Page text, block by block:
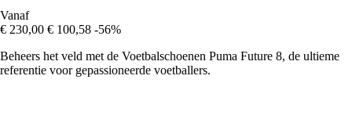
Vanaf
€ 230,00 € 100,58 -56%
Beheers het veld met de Voetbalschoenen Puma Future 8, de ultieme
referentie voor gepassioneerde voetballers.